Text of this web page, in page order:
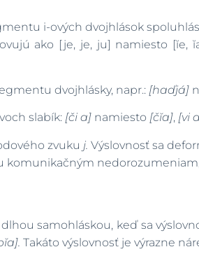
i-ových dvojhlások
ako [je, je, ju] namiesto [ĭe,
dvojhlásky, napr.: [haďjá]
slabík: [či a]namiesto [čĭa], [vi
zvuku j. Výslovnosť sa
komunikačným
samohláskou, keď sa
Takáto výslovnosť je výrazne